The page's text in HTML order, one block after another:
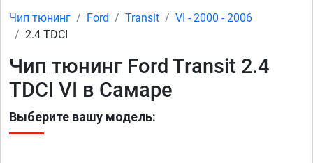
Чип тюнинг Ford Transit
VI - 2000 - 2006
2.4 TDCI
Чип тюнинг Ford Transit 2.4
TDCI VI в Самаре
Выберите вашу модель: